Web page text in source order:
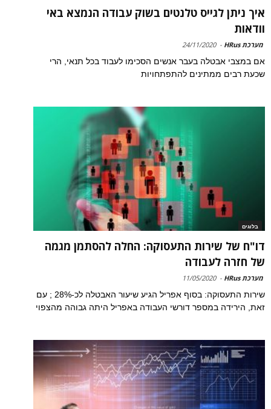
איך ניתן לגייס טלנטים בשוק עבודה הנמצא באי
וודאות
מערכת HRus -
24/11/2020
אם במצבי אבטלה בעבר אנשים הסכימו לעבוד בכל תנאי, הרי
שכעת רבים ממתינים להתפתחויות
בלוגים
דו"ח של שירות התעסוקה: החלה להסתמן מגמה
של חזרה לעבודה
מערכת HRus -
11/05/2020
שירות התעסוקה: בסוף אפריל הגיע שיעור האבטלה לכ-28% ; עם
זאת, הירידה במספר דורשי העבודה באפריל היתה גבוהה מהצפוי